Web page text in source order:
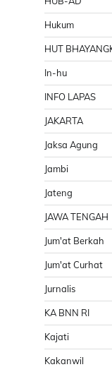
Hukum
HUT
In-hu
INFO LAPAS
JAKARTA
Jaksa Agung
Jambi
Jateng
JAWA TENGAH
Jum'at Berkah
Jum'at Curhat
Jurnalis
KA BNN RI
Kajati
Kakanwil